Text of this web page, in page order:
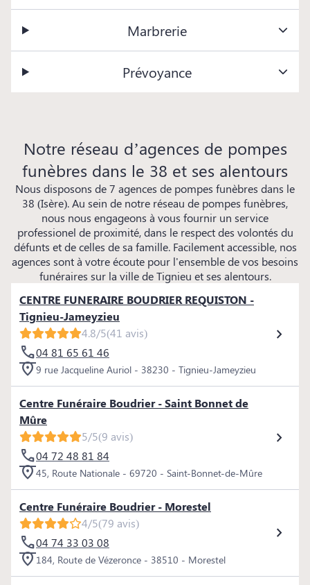
Marbrerie
Prévoyance
Notre réseau d’agences de pompes
funèbres dans le 38 et ses alentours
Nous disposons de 7 agences de pompes funèbres dans le
38 (Isère). Au sein de notre réseau de pompes funèbres,
nous nous engageons à vous fournir un service
professionel de proximité, dans le respect des volontés du
défunts et de celles de sa famille. Facilement accessible, nos
agences sont à votre écoute pour l'ensemble de vos besoins
funéraires sur la ville de Tignieu et ses alentours.
CENTRE FUNERAIRE BOUDRIER REQUISTON -
Tignieu-Jameyzieu
4.8/5(41 avis)
04 81 65 61 46
9 rue Jacqueline Auriol - 38230 - Tignieu-Jameyzieu
Centre Funéraire Boudrier - Saint Bonnet de
Mûre
5/5(9 avis)
04 72 48 81 84
45, Route Nationale - 69720 - Saint-Bonnet-de-Mûre
Centre Funéraire Boudrier - Morestel
4/5(79 avis)
04 74 33 03 08
184, Route de Vézeronce - 38510 - Morestel